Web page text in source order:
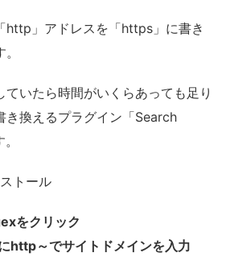
http」アドレスを「https」に書き
ていたら時間がいくらあっても足り
き換えるプラグイン「Search
トール
をクリック
http～でサイトドメインを入力